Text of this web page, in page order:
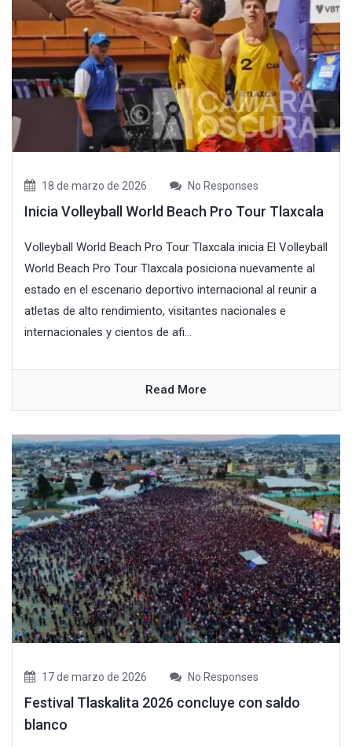
18 de marzo de 2026 No Responses
Inicia Volleyball World Beach Pro Tour Tlaxcala
Volleyball World Beach Pro Tour Tlaxcala inicia El Volleyball
World Beach Pro Tour Tlaxcala posiciona nuevamente al
estado en el escenario deportivo internacional al reunir a
atletas de alto rendimiento, visitantes nacionales e
internacionales y cientos de afi...
Read More
17 de marzo de 2026 No Responses
Festival Tlaskalita 2026 concluye con saldo
blanco